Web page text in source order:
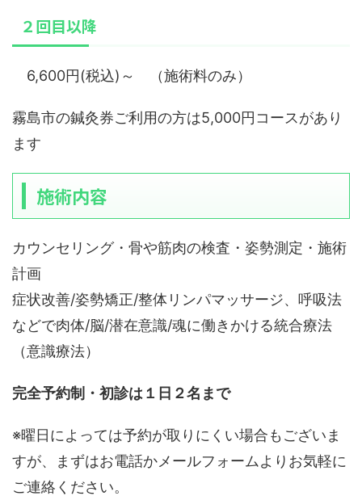
２回目以降
6,600円(税込)～ （施術料のみ）
霧島市の鍼灸券ご利用の方は5,000円コースがあり
ます
施術内容
カウンセリング・骨や筋肉の検査・姿勢測定・施術
計画
症状改善/姿勢矯正/整体リンパマッサージ、呼吸法
などで肉体/脳/潜在意識/魂に働きかける統合療法
（意識療法）
完全予約制・初診は１日２名まで
※曜日によっては予約が取りにくい場合もございま
すが、まずはお電話かメールフォームよりお気軽に
ご連絡ください。